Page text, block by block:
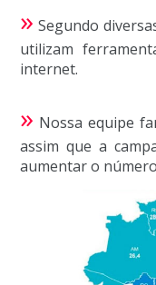
» Segundo
utilizam
internet.
» Nossa equipe
assim que a
aumentar o